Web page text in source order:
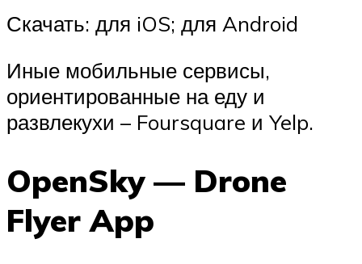
Скачать: для iOS; для Android
Иные мобильные сервисы,
ориентированные на еду и
развлекухи – Foursquare и Yelp.
OpenSky — Drone
Flyer App